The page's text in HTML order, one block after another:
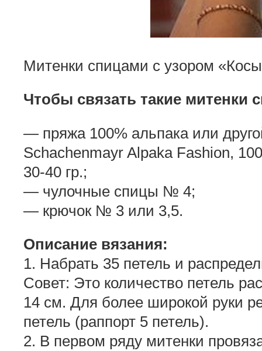
Митенки спицами с узором
Чтобы связать такие митенки
— пряжа 100% альпака или
Schachenmayr Alpaka Fashion,
30-40 гр.;
— чулочные спицы № 4;
— крючок № 3 или 3,5.
Описание вязания:
1. Набрать 35 петель и
Совет: Это количество петель
14 см. Для более широкой руки
петель (раппорт 5 петель).
2. В первом ряду митенки